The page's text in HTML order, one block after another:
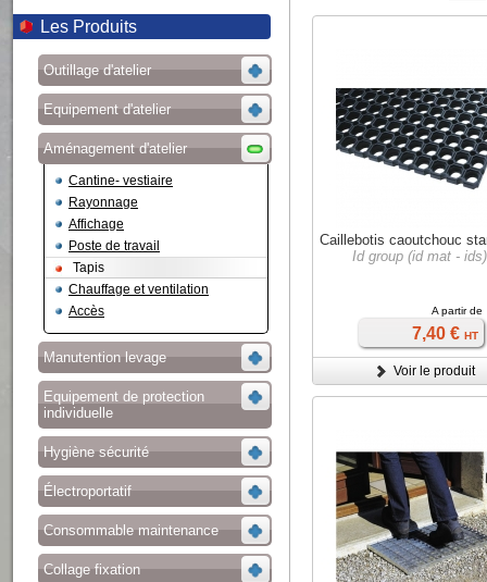
Les Produits
Outillage d'atelier
Equipement d'atelier
Aménagement d'atelier
Cantine- vestiaire
Rayonnage
Affichage
Poste de travail
Tapis
Chauffage et ventilation
Accès
Manutention levage
Equipement de protection
individuelle
Hygiène sécurité
Électroportatif
Consommable maintenance
Collage fixation
Caillebotis caoutchouc
Id group (id mat - ids)
A partir de
7,40 € HT
Voir le produit